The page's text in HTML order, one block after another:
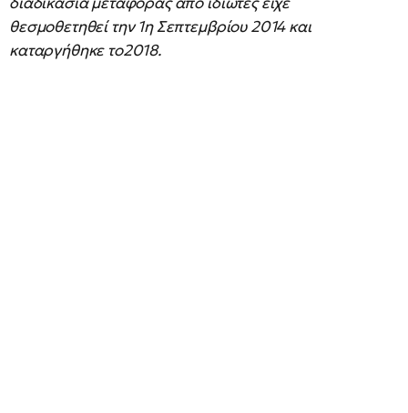
θεσμοθετηθεί την 1η Σεπτεμβρίου 2014 και
καταργήθηκε το2018.